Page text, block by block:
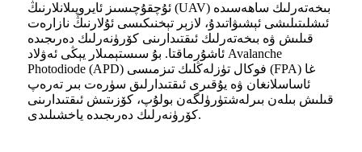
ئۇچقۇچىسىز ئايروپىلانلارنىڭ (UAV) بىخەتەرلىك ساھەسىدە
ئىشلىتىلىشى ئېشىۋاتىدۇ، لازېر تېخنىكىسى ئۇلارنىڭ نازارەت
قىلىش ۋە بىخەتەرلىك ئىقتىدارىنى كۆرۈنەرلىك دەرىجىدە
ئاشۇرماقتا. بۇ سىستېمىلار يېڭى ئەۋلاد Avalanche
Photodiode (APD) فوكال تۈزلەڭلىك تىزمىسى (FPA) غا
ئاساسلانغان ۋە يۇقىرى ئىقتىدارلىق سۈرەت بىر تەرەپ
قىلىش بىلەن بىرلەشتۈرۈلگەن بولۇپ، كۆزىتىش ئىقتىدارىنى
كۆرۈنەرلىك دەرىجىدە ياخشىلىدى.